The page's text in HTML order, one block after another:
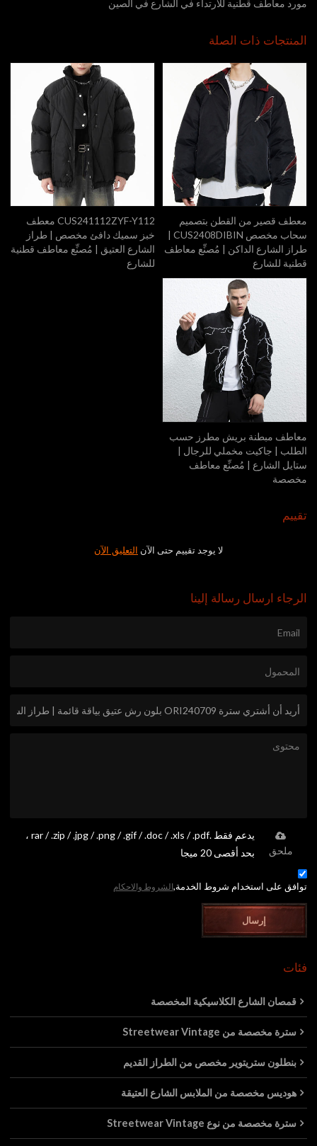
مورد معاطف قطنية للارتداء في الشارع في الصين
المنتجات ذات الصلة
معطف قصير من القطن بتصميم
سحاب مخصص CUS2408DIBIN |
طراز الشارع الداكن | مُصنِّع معاطف
قطنية للشارع
CUS241112ZYF-Y112 معطف
خبز سميك دافئ مخصص | طراز
الشارع العتيق | مُصنِّع معاطف قطنية
للشارع
معاطف مبطنة بريش مطرز حسب
الطلب | جاكيت مخملي للرجال |
ستايل الشارع | مُصنِّع معاطف
مخصصة
تقييم
لا يوجد تقييم حتى الآن التعليق الآن
الرجاء ارسال رسالة إلينا
يدعم فقط .rar / .zip / .jpg / .png / .gif / .doc / .xls / .pdf ،
بحد أقصى 20 ميجا
ملحق
توافق على استخدام شروط الخدمة,الشروط والاحكام
إرسال
فئات
قمصان الشارع الكلاسيكية المخصصة
سترة مخصصة من Streetwear Vintage
بنطلون ستريتوير مخصص من الطراز القديم
هوديس مخصصة من الملابس الشارع العتيقة
سترة مخصصة من نوع Streetwear Vintage